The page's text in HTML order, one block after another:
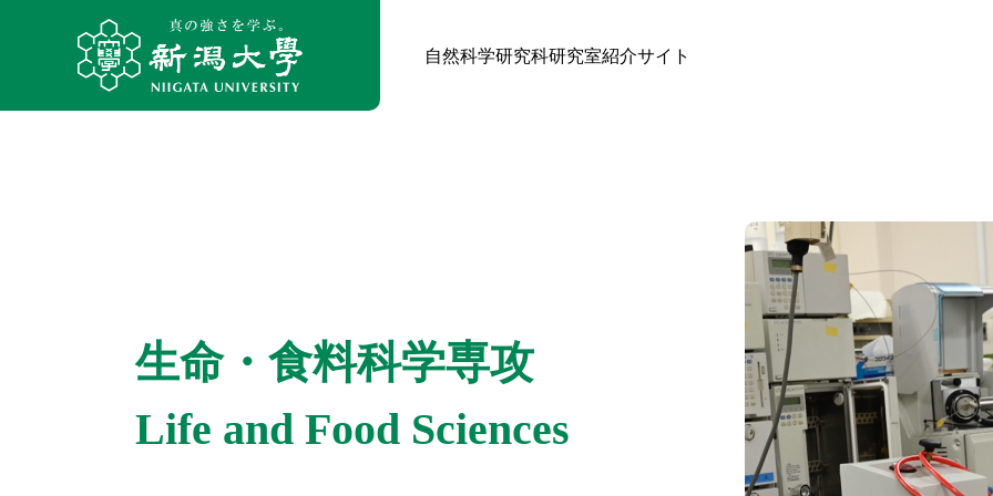
自然科学研究科研究室紹介サイト
生命・食料科学専攻
Life and Food Sciences